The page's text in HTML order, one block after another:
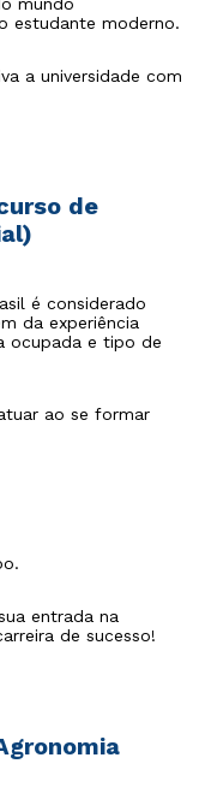
estudante moderno.
a universidade com
de
é considerado
da experiência
ocupada e tipo de
ao se formar
entrada na
de sucesso!